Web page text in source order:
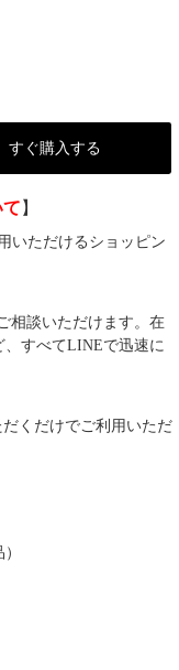
すぐ購入する
】
いただけるショッピン
相談いただけます。在
、すべてLINEで迅速に
くだけでご利用いただ